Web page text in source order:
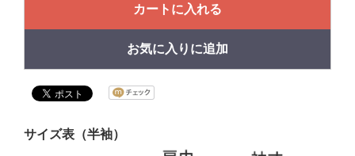
カートに入れる
お気に入りに追加
サイズ表（半袖）